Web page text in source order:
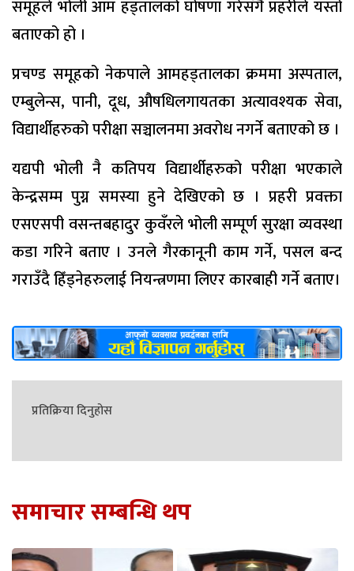
समूहले भोली आम हड्तालको घोषणा गरेसँगै प्रहरीले यस्तो
बताएको हो ।
प्रचण्ड समूहको नेकपाले आमहड्तालका क्रममा अस्पताल,
एम्बुलेन्स, पानी, दूध, औषधिलगायतका अत्यावश्यक सेवा,
विद्यार्थीहरुको परीक्षा सञ्चालनमा अवरोध नगर्ने बताएको छ ।
यद्यपी भोली नै कतिपय विद्यार्थीहरुको परीक्षा भएकाले
केन्द्रसम्म पुग्न समस्या हुने देखिएको छ । प्रहरी प्रवक्ता
एसएसपी वसन्तबहादुर कुवँरले भोली सम्पूर्ण सुरक्षा व्यवस्था
कडा गरिने बताए । उनले गैरकानूनी काम गर्ने, पसल बन्द
गराउँदै हिँड्नेहरुलाई नियन्त्रणमा लिएर कारबाही गर्ने बताए।
प्रतिक्रिया दिनुहोस
समाचार सम्बन्धि थप